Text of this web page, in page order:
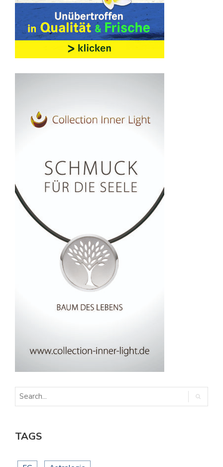
TAGS